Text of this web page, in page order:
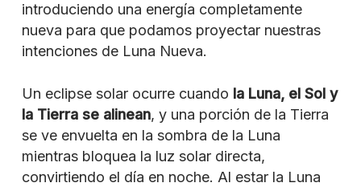
introduciendo una energía completamente
nueva para que podamos proyectar nuestras
intenciones de Luna Nueva.
Un eclipse solar ocurre cuando la Luna, el Sol y
la Tierra se alinean, y una porción de la Tierra
se ve envuelta en la sombra de la Luna
mientras bloquea la luz solar directa,
convirtiendo el día en noche. Al estar la Luna